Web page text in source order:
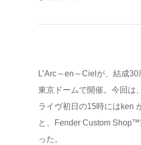
L’Arc～en～Cielが、結成
東京ドームで開催。今回は
ライヴ初日の15時にはken
と、Fender Custom Shop™
った。